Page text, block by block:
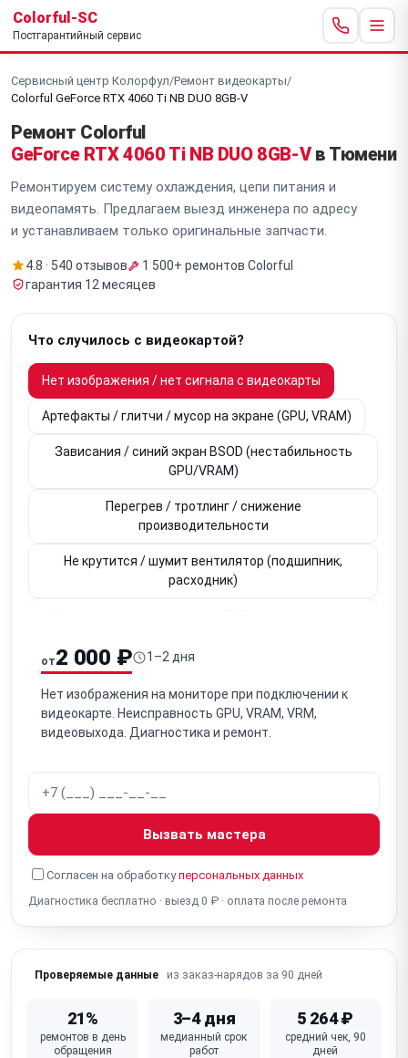
Colorful-SC
Постгарантийный сервис
Сервисный центр Колорфул/Ремонт видеокарты/
Colorful GeForce RTX 4060 Ti NB DUO 8GB-V
Ремонт Colorful
GeForce RTX 4060 Ti NB DUO 8GB-Vв Тюмени
Ремонтируем систему охлаждения, цепи питания и
видеопамять. Предлагаем выезд инженера по адресу
и устанавливаем только оригинальные запчасти.
4.8 · 540 отзывов
1 500+ ремонтов Colorful
гарантия 12 месяцев
Что случилось с видеокартой?
Нет изображения / нет сигнала с видеокарты
Артефакты / глитчи / мусор на экране (GPU, VRAM)
Зависания / синий экран BSOD (нестабильность
GPU/VRAM)
Перегрев / тротлинг / снижение
производительности
Не крутится / шумит вентилятор (подшипник,
расходник)
Не работает видеовыход HDMI / DisplayPort (один из
портов)
Вздулись / неисправны конденсаторы на плате
Неисправен чип VRAM (видеопамять, артефакты,
ошибки)
16-pin)
Неисправна VRM / фаза питания (нестабильность,
не включается)
включается, нет изображения)
Повреждён / деформирован радиатор / кулер (от
падения)
от2 000 ₽ 1–2 дня
Нет изображения на мониторе при подключении к
видеокарте. Неисправность GPU, VRAM, VRM,
видеовыхода. Диагностика и ремонт.
Вызвать мастера
Согласен на обработкуперсональных данных
Диагностика бесплатно · выезд 0 ₽ · оплата после ремонта
Проверяемые данные из заказ-нарядов за 90 дней
21%
ремонтов в день
обращения
3–4 дня
медианный срок
работ
5 264 ₽
средний чек, 90
дней